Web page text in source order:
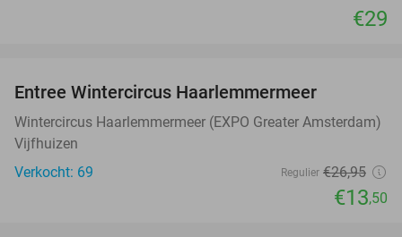
€29
Entree Wintercircus Haarlemmermeer
Wintercircus Haarlemmermeer (EXPO Greater Amsterdam)
Vijfhuizen
Verkocht: 69
Regulier €26,95
€13,50